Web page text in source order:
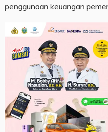
penggunaan keuangan